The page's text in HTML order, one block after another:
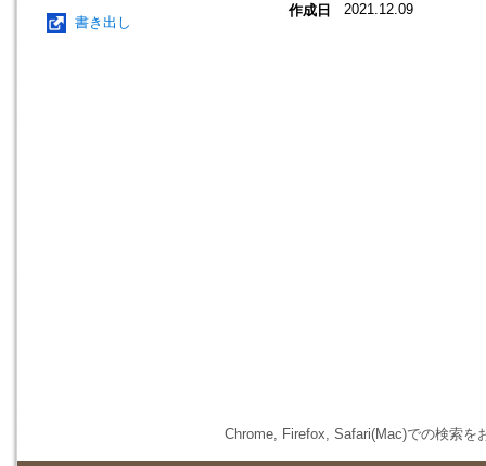
書き出し
作成日 2021.12.09
Chrome, Firefox, Safari(Mac)での検索を